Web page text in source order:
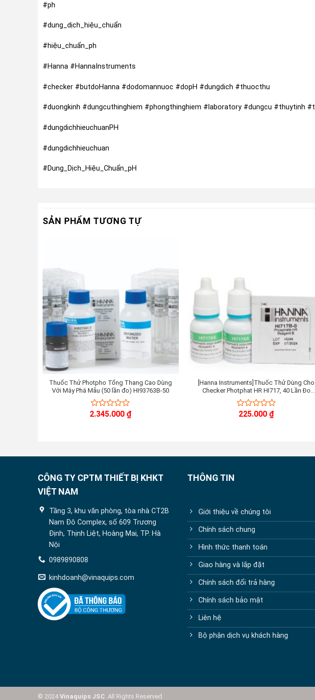
#ph
#dung_dịch_hiệu_chuẩn
#hiệu_chuẩn_ph
#Hanna #HannaInstruments
#checker #butdoHanna #dodomannuoc #dopH #dungdich #thuocthu
#duongkinh #dungcuthinghiem #phongthinghiem #laboratory #dungcu #thuytinh
#dungdichhieuchuanPH
#dungdichhieuchuan
#Dung_Dịch_Hiệu_Chuẩn_pH
SẢN PHẨM TƯƠNG TỰ
Thuốc Thử Photpho Tổng Thang Cao Dùng
Với Máy Phá Mẫu (50 lần đo) HI93763B-50
0
2.345.000 ₫
[Hanna Instruments]Thuốc Thử Dùng Cho
Checker Photphat HR HI717, 40 Lần Đo
HI717-25
0225.000 ₫
CÔNG TY CPTM THIẾT BỊ KHKT
VIỆT NAM
Tầng 3, khu văn phòng, tòa nhà CT2B
Nam Đô Complex, số 609 Trương
Định, Thịnh Liệt, Hoàng Mai, TP. Hà
Nội
0989890808
kinhdoanh@vinaquips.com
THÔNG TIN
Giới thiệu về chúng tôi
Chính sách chung
Hình thức thanh toán
Giao hàng và lắp đặt
Chính sách đổi trả hàng
Chính sách bảo mật
Liên hệ
Bộ phận dịch vụ khách hàng
© 2024 Vinaquips JSC. All Rights Reserved.